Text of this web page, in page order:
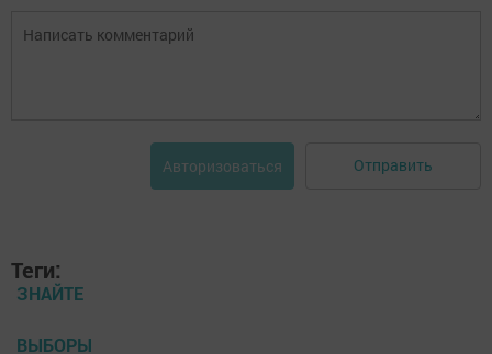
Авторизоваться Отправить
Теги:
ЗНАЙТЕ
ВЫБОРЫ